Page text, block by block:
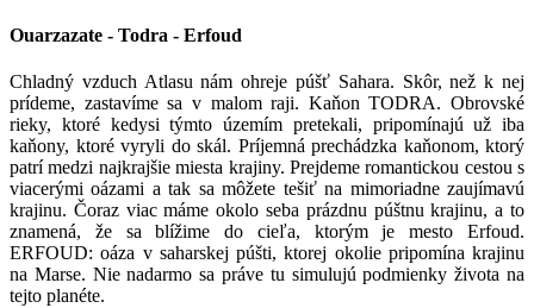
Ouarzazate - Todra - Erfoud
Chladný vzduch Atlasu nám ohreje púšť Sahara. Skôr, než k nej
prídeme, zastavíme sa v malom raji. Kaňon TODRA. Obrovské
rieky, ktoré kedysi týmto územím pretekali, pripomínajú už iba
kaňony, ktoré vyryli do skál. Príjemná prechádzka kaňonom, ktorý
patrí medzi najkrajšie miesta krajiny. Prejdeme romantickou cestou s
viacerými oázami a tak sa môžete tešiť na mimoriadne zaujímavú
krajinu. Čoraz viac máme okolo seba prázdnu púštnu krajinu, a to
znamená, že sa blížime do cieľa, ktorým je mesto Erfoud.
ERFOUD: oáza v saharskej púšti, ktorej okolie pripomína krajinu
na Marse. Nie nadarmo sa práve tu simulujú podmienky života na
tejto planéte.